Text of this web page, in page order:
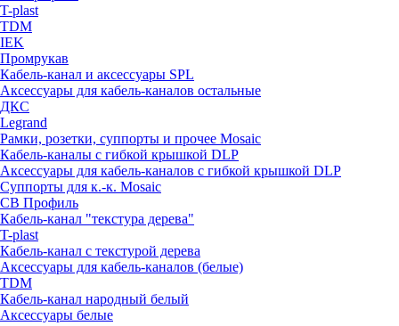
T-plast
TDM
IEK
Промрукав
Кабель-канал и аксессуары SPL
Аксессуары для кабель-каналов остальные
ДКС
Legrand
Рамки, розетки, суппорты и прочее Mosaic
Кабель-каналы с гибкой крышкой DLP
Аксессуары для кабель-каналов с гибкой крышкой DLP
Суппорты для к.-к. Mosaic
СВ Профиль
Кабель-канал "текстура дерева"
T-plast
Кабель-канал с текстурой дерева
Аксессуары для кабель-каналов (белые)
TDM
Кабель-канал народный белый
Аксессуары белые